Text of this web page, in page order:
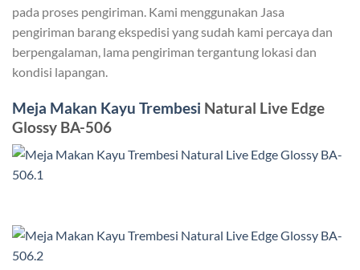
pada proses pengiriman. Kami menggunakan Jasa
pengiriman barang ekspedisi yang sudah kami percaya dan
berpengalaman, lama pengiriman tergantung lokasi dan
kondisi lapangan.
Meja Makan Kayu Trembesi Natural Live Edge
Glossy BA-506